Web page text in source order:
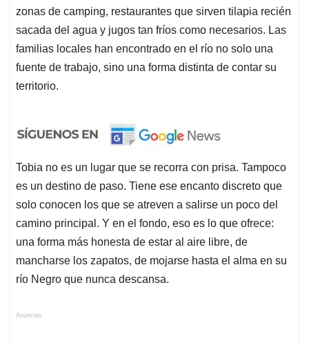
zonas de camping, restaurantes que sirven tilapia recién
sacada del agua y jugos tan fríos como necesarios. Las
familias locales han encontrado en el río no solo una
fuente de trabajo, sino una forma distinta de contar su
territorio.
Tobia no es un lugar que se recorra con prisa. Tampoco
es un destino de paso. Tiene ese encanto discreto que
solo conocen los que se atreven a salirse un poco del
camino principal. Y en el fondo, eso es lo que ofrece:
una forma más honesta de estar al aire libre, de
mancharse los zapatos, de mojarse hasta el alma en su
río Negro que nunca descansa.
Anuncios.